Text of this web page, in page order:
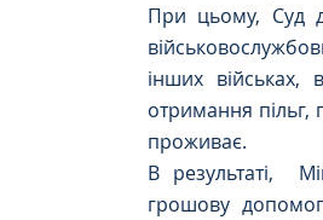
При цьому, Суд
інших
отримання пільг,
проживає.
В результаті,
грошову